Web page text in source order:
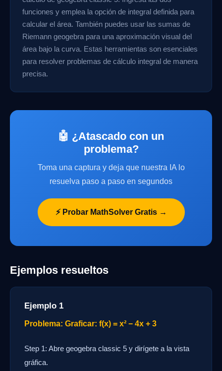
funciones y emplea la opción de integral definida para
calcular el área. También puedes usar las sumas de
Riemann geogebra para una aproximación visual del
área bajo la curva. Estas herramientas son esenciales
para resolver problemas de cálculo integral de manera
precisa.
🤖 ¿Atascado con un
problema?
Toma una captura y deja que nuestra IA lo
resuelva paso a paso en segundos
⚡ Probar MathSolver Gratis →
Ejemplos resueltos
Ejemplo 1
Problema: Graficar: f(x) = x² − 4x + 3
Step 1: Abre geogebra classic 5 y dirígete a la vista
gráfica.